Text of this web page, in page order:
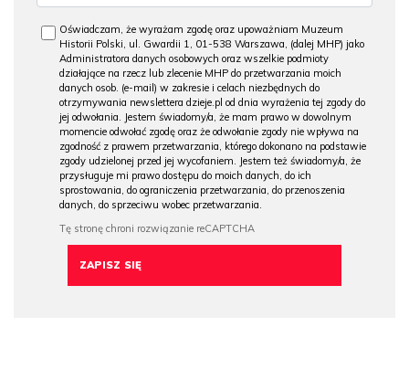
Oświadczam, że wyrażam zgodę oraz upoważniam Muzeum
Historii Polski, ul. Gwardii 1, 01-538 Warszawa, (dalej MHP) jako
Administratora danych osobowych oraz wszelkie podmioty
działające na rzecz lub zlecenie MHP do przetwarzania moich
danych osob. (e-mail) w zakresie i celach niezbędnych do
otrzymywania newslettera dzieje.pl od dnia wyrażenia tej zgody do
jej odwołania. Jestem świadomy/a, że mam prawo w dowolnym
momencie odwołać zgodę oraz że odwołanie zgody nie wpływa na
zgodność z prawem przetwarzania, którego dokonano na podstawie
zgody udzielonej przed jej wycofaniem. Jestem też świadomy/a, że
przysługuje mi prawo dostępu do moich danych, do ich
sprostowania, do ograniczenia przetwarzania, do przenoszenia
danych, do sprzeciwu wobec przetwarzania.